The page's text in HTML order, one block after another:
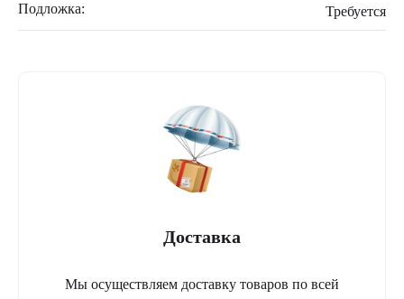
Подложка: Требуется
Доставка
Мы осуществляем доставку товаров по всей